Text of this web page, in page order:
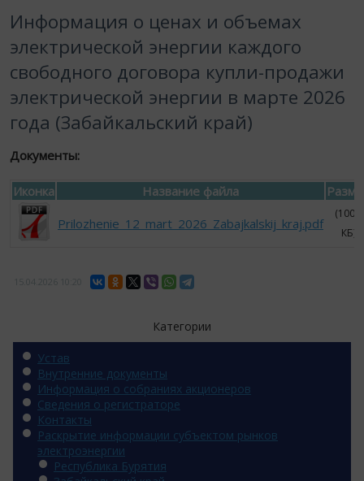
Информация о ценах и объемах
электрической энергии каждого
свободного договора купли-продажи
электрической энергии в марте 2026
года (Забайкальский край)
Документы:
Иконка Название файла
Prilozhenie_12_mart_2026_Zabajkalskij_kraj.pdf
(100.2
КБ)
Категории
Устав
Внутренние документы
Информация о собраниях акционеров
Сведения о регистраторе
Контакты
Раскрытие информации субъектом рынков
электроэнергии
Республика Бурятия